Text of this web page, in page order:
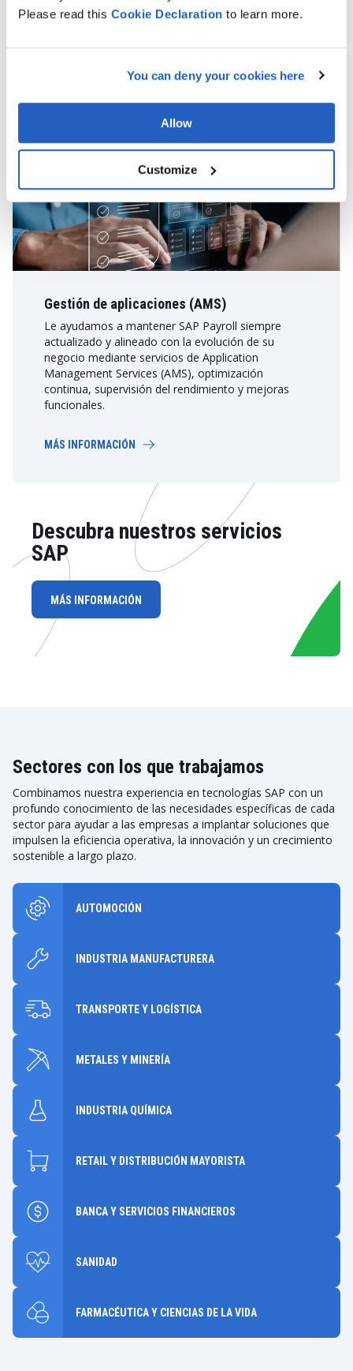
Please read this Cookie Declaration to learn more.
You can deny your cookies here
Allow
Customize
Soporte
Payroll, con una rápida resolución de incidencias
Gestión de aplicaciones (AMS)
Le ayudamos a mantener SAP Payroll siempre
actualizado y alineado con la evolución de su
negocio mediante servicios de Application
Management Services (AMS), optimización
continua, supervisión del rendimiento y mejoras
funcionales.
MÁS INFORMACIÓN
Descubra nuestros servicios
SAP
MÁS INFORMACIÓN
Sectores con los que trabajamos
Combinamos nuestra experiencia en tecnologías SAP con un
profundo conocimiento de las necesidades específicas de cada
sector para ayudar a las empresas a implantar soluciones que
impulsen la eficiencia operativa, la innovación y un crecimiento
sostenible a largo plazo.
AUTOMOCIÓN
INDUSTRIA MANUFACTURERA
TRANSPORTE Y LOGÍSTICA
METALES Y MINERÍA
INDUSTRIA QUÍMICA
RETAIL Y DISTRIBUCIÓN MAYORISTA
BANCA Y SERVICIOS FINANCIEROS
SANIDAD
FARMACÉUTICA Y CIENCIAS DE LA VIDA